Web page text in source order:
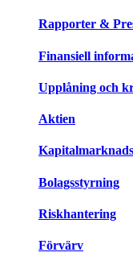
Rapporter &
Finansiell
Upplåning och
Aktien
Bolagsstyrning
Riskhantering
Förvärv